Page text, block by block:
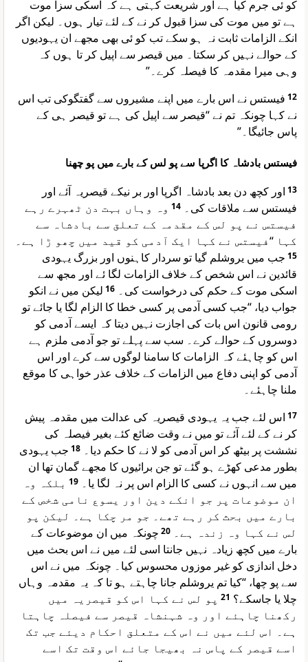
کو ئی جرم کیا ہے اور شریعت کہتی ہے کہ اسکی سزا موت
ہے تو میں موت کی سزا قبول کر نے کے لئے تیار ہوں۔ لیکن اگر
انکے الزامات ثابت نہ ہو سکے تب کو ئی بھی مجھے ان یہودیوں
کے حوالے نہیں کر سکتا۔ میں قیصر سے اپیل کر تا ہوں کہ
وہی میرا مقدمہ کا فیصلہ کرے۔”
12 فیستس نے اس بارے میں اپنے مشیروں سے گفتگوکی تب اس
نے کہا چونکہ تم نے “قیصر سے اپیل کی ہے تو قیصر ہی کے
پاس جائیگا۔”
فیستس بادشاہ کا اگرپا سے پو لس کے بارے میں پو چھنا
13 اور کچھ دن بعد بادشاہ اگرپا اور بر نیکے قیصریہ آئے اور
فیستس سے ملاقات کی۔ 14 وہ وہاں بہت دن ٹھہرے رہے
فیستس نے پو لس کے مقدمہ کے تعلق سے بادشاہ سے
کہا “فیستس نے کہا ایک آدمی کو قید میں چھو ڑا ہے۔
15 جب میں یروشلم گیا تو سردار کاہنوں اور بزرگ یہودی
قائدین نے اس شخص کے خلاف الزامات لگا ئے اور مجھ سے
اسکی موت کے حکم کی درخواست کی۔ 16 لیکن میں نے انکو
جواب دیا، “جب کسی آدمی پر کسی خطا کا الزام لگا یا جائے تو
رومی قانون اس بات کی اجازت نہیں دیتا کہ ایسے آدمی کو
دوسروں کے حوالے کرے۔ سب سے پہلے تو جو آدمی ملزم ہے
اس کو چاہئے کہ الزامات کا سامنا لوگوں سے کرے اور اس
آدمی کو اپنی دفاع میں الزامات کے خلاف عذر خواہی کا موقع
ملنا چاہئے۔
17 اس لئے جب یہ یہودی قیصریہ کی عدالت میں مقدمہ پیش
کر نے کے لئے آئے تو میں نے وقت ضائع کئے بغیر فیصلہ کی
نششت پر بیٹھ کر اس آدمی کو لا نے کا حکم دیا۔ 18 جب یہودی
بطور مدعی کھڑے ہو گئے تو جن برائیوں کا مجھے گمان تھا ان
میں سے انہوں نے کسی کا الزام اس پر نہ لگا یا۔ 19 بلکہ وہ
ان موضوعات پر جو انکے دین اور یسوع نامی شخص کے
بارے میں بحث کر رہے تھے۔ جو مر چکا ہے۔ لیکن پو
لس نے کہا وہ زندہ ہے۔ 20 چونکہ میں ان موضوعات کے
بارے میں کچھ زیادہ نہیں جانتا اسی لئے میں نے اس بحث میں
دخل اندازی کو غیر موزوں محسوس کیا۔ چونکہ میں نے اس
سے پو چھا، “کیا تم یروشلم جانا چاہتے ہو تا کہ یہ مقدمہ وہاں
چلا یا جاسکے؟ 21 پو لس نے کہا اس کو قیصریہ میں
رکھنا چاہئے اور وہ شہنشاہ قیصر سے فیصلہ چاہتا
ہے۔ اس لئے میں نے اس کے متعلق احکام دیئے جب تک
اسے قیصر کے پاس نہ بھیجا جائے اس وقت تک اسے